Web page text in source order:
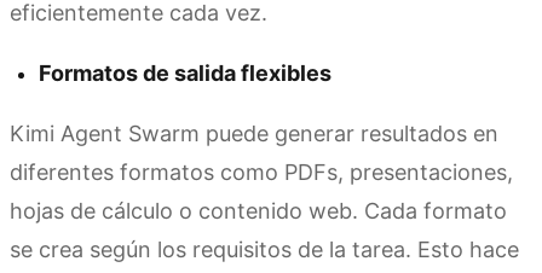
eficientemente cada vez.
Formatos de salida flexibles
Kimi Agent Swarm puede generar resultados en
diferentes formatos como PDFs, presentaciones,
hojas de cálculo o contenido web. Cada formato
se crea según los requisitos de la tarea. Esto hace